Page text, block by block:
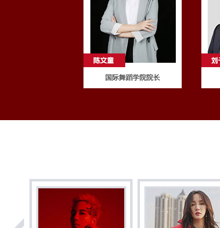
国际舞蹈学院院长